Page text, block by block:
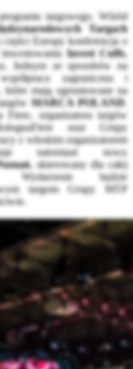
targowego. Wśród
Targach
Europy konferencja o
Invest Cuffs,
Jednym ze sposobów na
zagraniczna i
które mają ugruntowane na
MARCA POLAND.
Fiere, organizatora targów
oraz Grupy
z włoskim organizatorem
natomiast nowy
, skierowany dla całej
będzie
targom Grupy MTP